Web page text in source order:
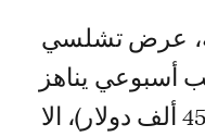
عرض تشلسي
أسبوعي يناهز
350 ألف جنيه استرليني (450 ألف دولار)، الا